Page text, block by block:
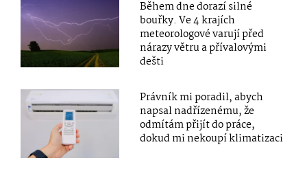
Během dne dorazí silné
bouřky. Ve 4 krajích
meteorologové varují před
nárazy větru a přívalovými
dešti
Právník mi poradil, abych
napsal nadřízenému, že
odmítám přijít do práce,
dokud mi nekoupí klimatizaci